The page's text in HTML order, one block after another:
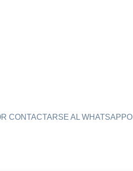
CONTACTARSE AL WHATSAPPO